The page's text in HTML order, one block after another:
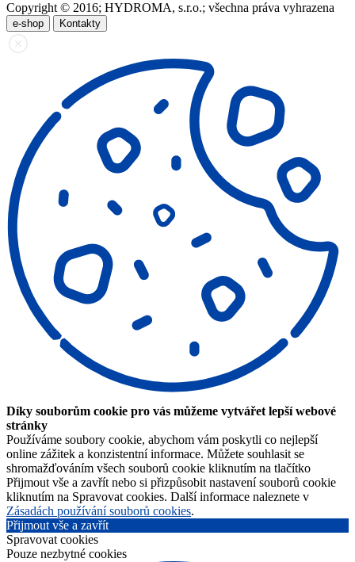
Copyright © 2016; HYDROMA, s.r.o.; všechna práva vyhrazena
e-shop Kontakty
Díky souborům cookie pro vás můžeme vytvářet lepší webové
stránky
Používáme soubory cookie, abychom vám poskytli co nejlepší
online zážitek a konzistentní informace. Můžete souhlasit se
shromažďováním všech souborů cookie kliknutím na tlačítko
Přijmout vše a zavřít nebo si přizpůsobit nastavení souborů cookie
kliknutím na Spravovat cookies. Další informace naleznete v
Zásadách používání souborů cookies.
Přijmout vše a zavřít
Spravovat cookies
Pouze nezbytné cookies